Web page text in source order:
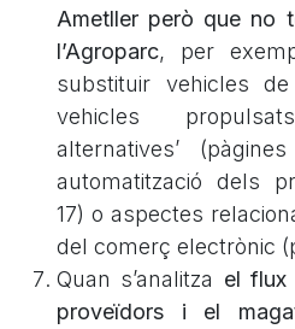
Ametller però que no
l’Agroparc, per
substituir vehicles
vehicles
alternatives’
automatització dels
17) o aspectes
del comerç electrònic
Quan s’analitza el flux
proveïdors i el